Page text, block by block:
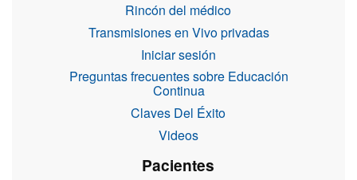
Rincón del médico
Transmisiones en Vivo privadas
Iniciar sesión
Preguntas frecuentes sobre Educación
Continua
Claves Del Éxito
Videos
Pacientes